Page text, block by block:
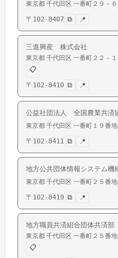
東京都 千代田区 一番町 ２９－６
〒 102-8407 ⧉ 📍
三進興産 株式会社
東京都 千代田区 一番町 ２２－
📋
〒 102-8410 ⧉ 📍
公益社団法人 全国農業共済
東京都 千代田区 一番町 １９番地
〒 102-8411 ⧉ 📍
地方公共団体情報システム機
東京都 千代田区 一番町 ２５番地
〒 102-8419 ⧉ 📍
地方職員共済組合団体共済部
東京都 千代田区 一番町 ２５番
📋